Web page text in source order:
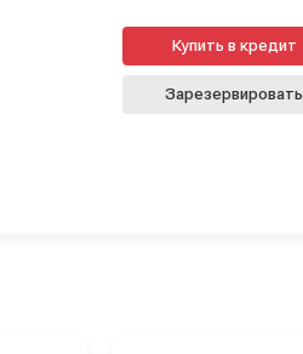
Купить в кредит
Зарезервировать